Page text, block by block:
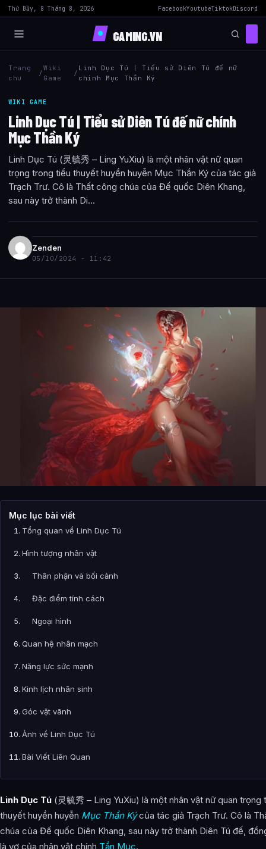
Thứ Bảy, 8 Tháng 8, 2026 FacebookYoutubeTiktokDiscord
GAMING.VN
Trang
chu
/
Wiki
Game
/
Linh Dục Tú | Tiểu sử Diên Tú đế nữ
chính Mục Thần Ký
WIKI GAME
Linh Dục Tú | Tiểu sử Diên Tú đế nữ chính
Mục Thần Ký
Linh Dục Tú (灵毓秀 – Ling YuXiu) là một nhân vật nữ quan
trọng trong tiểu thuyết huyền huyễn Mục Thần Ký của tác giả
Trạch Trư. Cô là Thất công chúa của Đế quốc Diên Khang,
sau này trở thành Di...
Zenden
05/10/2024 - 11:42
Mục lục bài viết
Tổng quan về Linh Dục Tú
Hình tượng nhân vật
Thân phận và bối cảnh
Đặc điểm tính cách
Ngoại hình
Quan hệ nhân mạch
Năng lực sức mạnh
Kinh lịch nhân sinh
Góc vặt vãnh
Ảnh về Linh Dục Tú
Bài Viết Liên Quan
Câu Hỏi Thường Gặp
Linh Dục Tú là ai?
Cảnh giới tu luyện của Linh Dục Tú như thế nào?
Linh Dục Tú (灵毓秀 – Ling YuXiu) là một nhân vật nữ quan trọng
thuyết huyền huyễn Mục Thần Kýcủa tác giả Trạch Trư. Cô là
chúa của Đế quốc Diên Khang, sau này trở thành Diên Tú đế,
là vợ của nhân vật chính Tần Mục.